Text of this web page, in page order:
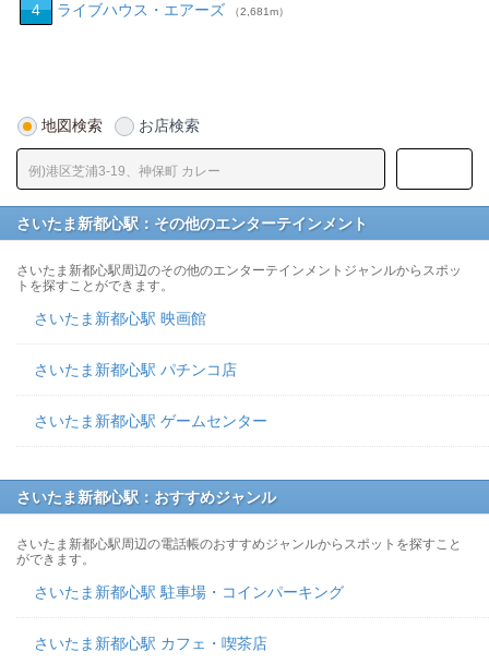
4 ライブハウス・エアーズ （2,681m）
地図検索 お店検索
さいたま新都心駅：その他のエンターテインメント
さいたま新都心駅周辺のその他のエンターテインメントジャンルからスポッ
トを探すことができます。
さいたま新都心駅 映画館
さいたま新都心駅 パチンコ店
さいたま新都心駅 ゲームセンター
さいたま新都心駅：おすすめジャンル
さいたま新都心駅周辺の電話帳のおすすめジャンルからスポットを探すこと
ができます。
さいたま新都心駅 駐車場・コインパーキング
さいたま新都心駅 カフェ・喫茶店